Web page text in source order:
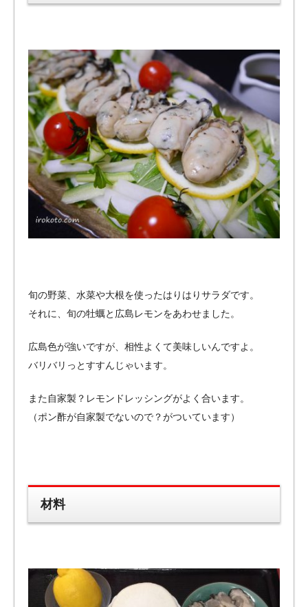
旬の野菜、水菜や大根を使ったはりはりサラダです。
それに、旬の牡蠣と広島レモンをあわせました。
広島色が強いですが、相性よくて美味しいんですよ。
バリバリっとすすんじゃいます。
また自家製？レモンドレッシングがよく合います。
（ポン酢が自家製でないので？がついています）
材料